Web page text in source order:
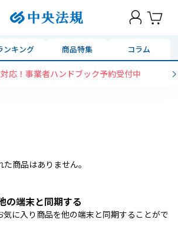
ンキング 商品特集 コラム
応！事業者ハンドブック予約受付中
商品はありません。
の端末と同期する
気に入り商品を他の端末と同期することがで